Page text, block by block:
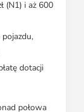
(N1) i aż 600
dotacji
połowa